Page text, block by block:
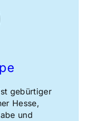
gebürtiger
Hesse,
und